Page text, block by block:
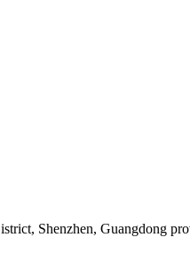
Shenzhen, Guangdong